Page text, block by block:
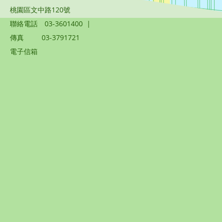
桃園區文中路120號
聯絡電話
03-3601400 |
傳真
03-3791721
電子信箱